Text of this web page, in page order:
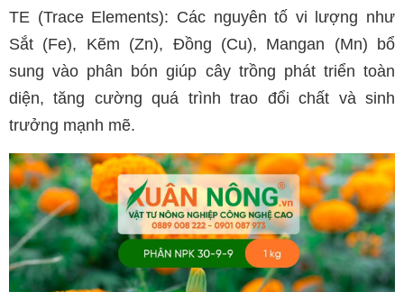
TE (Trace Elements): Các nguyên tố vi lượng như
Sắt (Fe), Kẽm (Zn), Đồng (Cu), Mangan (Mn) bổ
sung vào phân bón giúp cây trồng phát triển toàn
diện, tăng cường quá trình trao đổi chất và sinh
trưởng mạnh mẽ.